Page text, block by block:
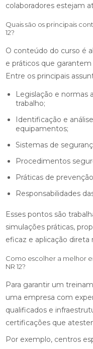
colaboradores estejam
Quais são os principais
12?
O conteúdo do curso é
e práticos que
Entre os principais
Legislação e normas aplicadas à saúde e segurança do
trabalho;
Identificação e análise dos riscos em máquinas e
equipamentos;
Sistemas de
Procedimentos
Práticas de
Responsabilidades
Esses pontos são
simulações práticas,
eficaz e aplicação
Como escolher a melhor
NR 12?
Para garantir um
uma empresa com
qualificados e
certificações que
Por exemplo, centros